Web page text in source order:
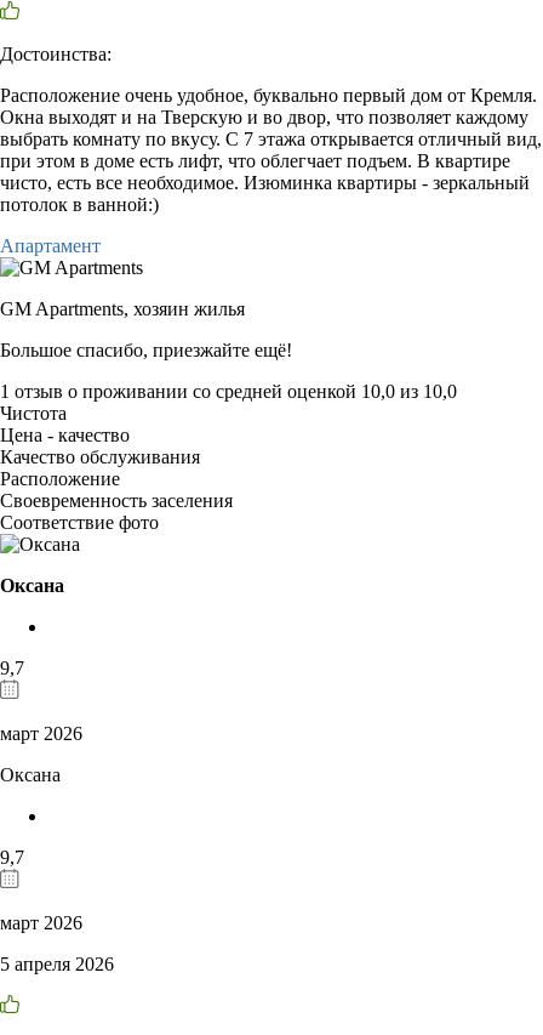
Достоинства:
Расположение очень удобное, буквально первый дом от Кремля.
Окна выходят и на Тверскую и во двор, что позволяет каждому
выбрать комнату по вкусу. С 7 этажа открывается отличный вид,
при этом в доме есть лифт, что облегчает подъем. В квартире
чисто, есть все необходимое. Изюминка квартиры - зеркальный
потолок в ванной:)
Апартамент
GM Apartments, хозяин жилья
Большое спасибо, приезжайте ещё!
1 отзыв о проживании со средней оценкой 10,0 из 10,0
Чистота
Цена - качество
Качество обслуживания
Расположение
Своевременность заселения
Соответствие фото
Оксана
9,7
март 2026
Оксана
9,7
март 2026
5 апреля 2026